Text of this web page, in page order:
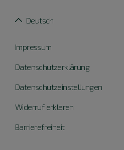
Impressum
Datenschutzerklärung
Datenschutzeinstellungen
Widerruf erklären
Barrierefreiheit
Deutsch